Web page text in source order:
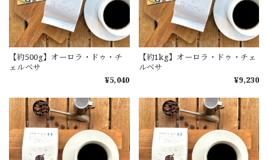
【約500g】オーロラ・ドゥ・チ
ェルベサ
¥5,040
【約1kg】オーロラ・ドゥ・チェ
ルベサ
¥9,230